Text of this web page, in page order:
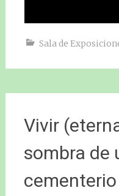
Sala de
Vivir
sombra de